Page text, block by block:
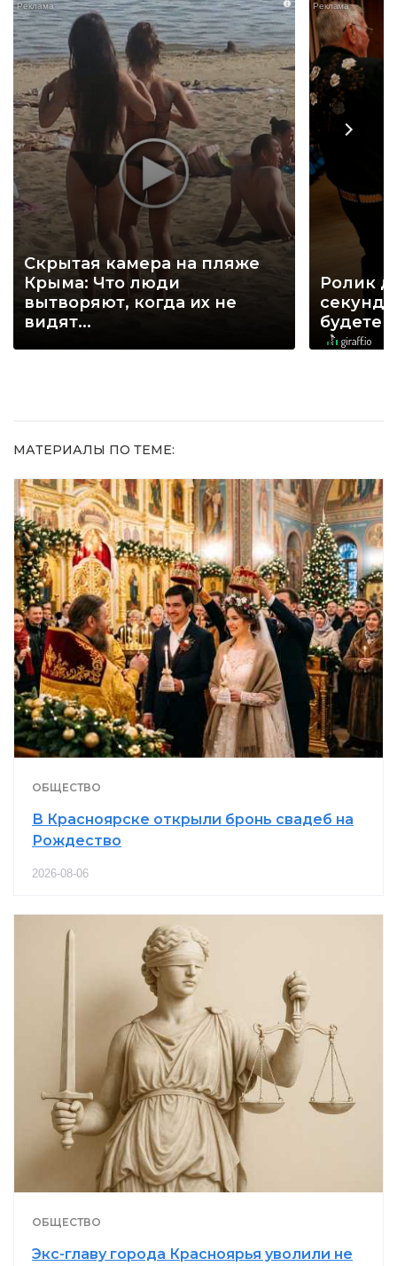
i
Скрытая камера на пляже
Крыма: Что люди
вытворяют, когда их не
видят...
Ролик
секунд,
будете
МАТЕРИАЛЫ ПО ТЕМЕ:
ОБЩЕСТВО
В Красноярске открыли бронь свадеб на
Рождество
2026-08-06
ОБЩЕСТВО
Экс-главу города Красноярья уволили не